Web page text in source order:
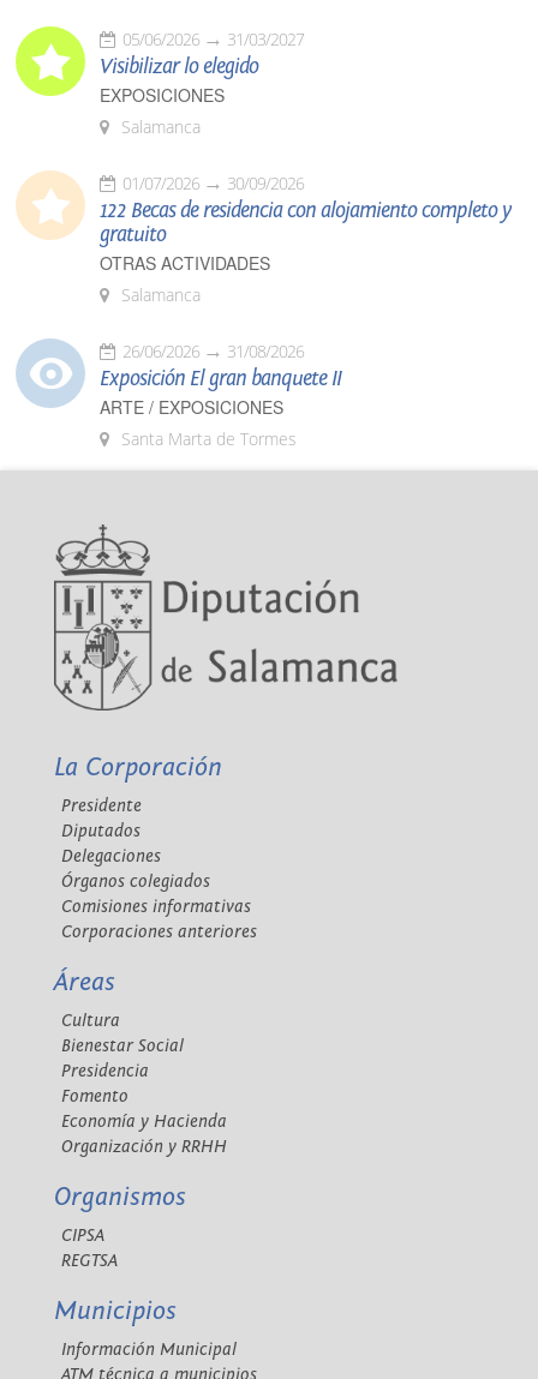
05/06/2026 31/03/2027
Visibilizar lo elegido
EXPOSICIONES
Salamanca
01/07/2026 30/09/2026
122 Becas de residencia con alojamiento completo y
gratuito
OTRAS ACTIVIDADES
Salamanca
26/06/2026 31/08/2026
Exposición El gran banquete II
ARTE / EXPOSICIONES
Santa Marta de Tormes
La Corporación
Presidente
Diputados
Delegaciones
Órganos colegiados
Comisiones informativas
Corporaciones anteriores
Áreas
Cultura
Bienestar Social
Presidencia
Fomento
Economía y Hacienda
Organización y RRHH
Organismos
CIPSA
REGTSA
Municipios
Información Municipal
ATM técnica a municipios